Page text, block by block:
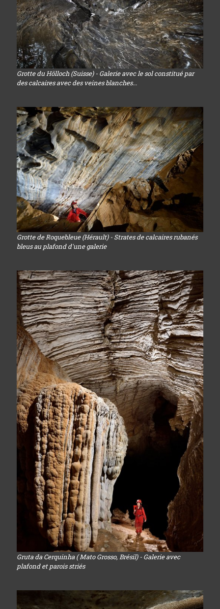
Grotte du Hölloch (Suisse) - Galerie avec le sol constitué par
des calcaires avec des veines blanches...
Grotte de Roquebleue (Hérault) - Strates de calcaires rubanés
bleus au plafond d'une galerie
Gruta da Cerquinha ( Mato Grosso, Brésil) - Galerie avec
plafond et parois striés